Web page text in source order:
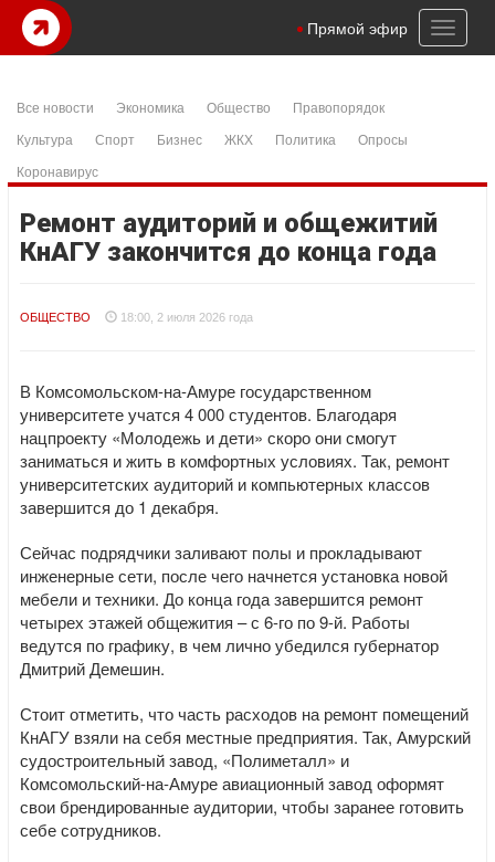
Toggle
Прямой эфир
Все новости Экономика Общество
Правопорядок
Культура
Спорт Бизнес ЖКХ Политика
Опросы
Коронавирус
Ремонт аудиторий и общежитий
КнАГУ закончится до конца года
ОБЩЕСТВО 18:00, 2 июля 2026 года
В Комсомольском-на-Амуре государственном
университете учатся 4 000 студентов. Благодаря
нацпроекту «Молодежь и дети» скоро они смогут
заниматься и жить в комфортных условиях. Так, ремонт
университетских аудиторий и компьютерных классов
завершится до 1 декабря.
Сейчас подрядчики заливают полы и прокладывают
инженерные сети, после чего начнется установка новой
мебели и техники. До конца года завершится ремонт
четырех этажей общежития – с 6-го по 9-й. Работы
ведутся по графику, в чем лично убедился губернатор
Дмитрий Демешин.
Стоит отметить, что часть расходов на ремонт помещений
КнАГУ взяли на себя местные предприятия. Так, Амурский
судостроительный завод, «Полиметалл» и
Комсомольский-на-Амуре авиационный завод оформят
свои брендированные аудитории, чтобы заранее готовить
себе сотрудников.